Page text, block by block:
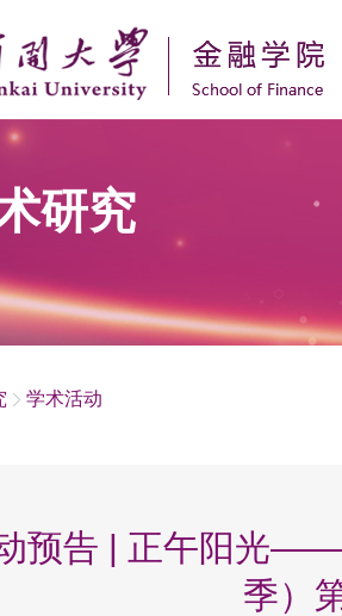
研究
学术活动
预告 | 正午阳光
季）